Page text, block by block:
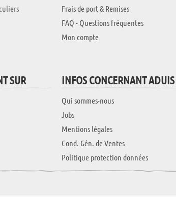
Frais de port & Remises
FAQ - Questions fréquentes
Mon compte
SUR INFOS CONCERNANT ADUIS
Qui sommes-nous
Jobs
Mentions légales
Cond. Gén. de Ventes
Politique protection données